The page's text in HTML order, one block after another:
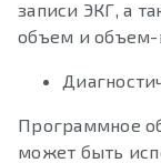
записи ЭКГ, а
объем и
Программное
может быть